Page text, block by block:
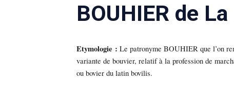
BOUHIER de
Etymologie :Le patronyme BOUHIER que l’on
variante de bouvier, relatif à la profession de
ou bovier du latin bovilis.